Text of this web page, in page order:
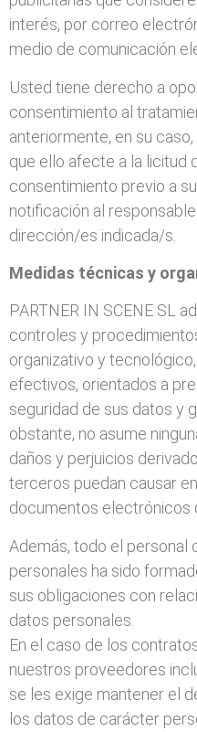
interés, por correo
medio de comunicación
Usted tiene derecho a
consentimiento al
anteriormente, en su
que ello afecte a la licitud
consentimiento previo a
notificación al
dirección/es indicada/s.
Medidas técnicas y
PARTNER IN SCENE SL
controles y
organizativo y
efectivos, orientados a
seguridad de sus datos y
obstante, no asume
daños y perjuicios
terceros puedan causar
documentos electrónicos
Además, todo el personal
personales ha sido
sus obligaciones con
datos personales.
En el caso de los
nuestros proveedores
se les exige mantener el
los datos de carácter